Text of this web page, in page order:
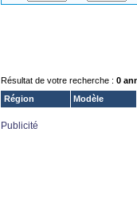
Résultat de votre recherche : 0
Région
Modèle
Publicité